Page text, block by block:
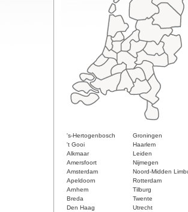
's-Hertogenbosch
Groningen
't Gooi
Haarlem
Alkmaar
Leiden
Amersfoort
Nijmegen
Amsterdam
Noord-Midden
Apeldoorn
Rotterdam
Arnhem
Tilburg
Breda
Twente
Den Haag
Utrecht